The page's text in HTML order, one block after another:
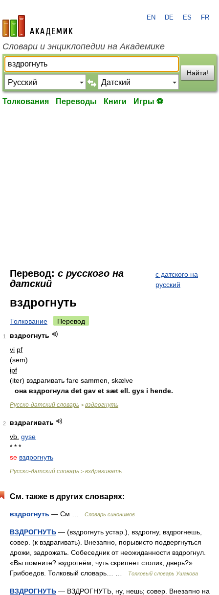
academic.ru
EN DE ES FR
Словари и энциклопедии на Академике
Найти!
Толкования Переводы Книги Игры ⚽
Перевод: с русского на
датский
с датского на
русский
вздрогнуть
Толкование Перевод
1
вздрогнуть
vi pf
(sem)
ipf
(iter) вздрагивать fare sammen, skælve
она вздрогнула det gav et sæt ell. gys i hende.
Русско-датский словарь > вздрогнуть
2
вздрагивать
vb. gyse
* * *
se вздрогнуть
Русско-датский словарь > вздрагивать
См. также в других словарях:
вздрогнуть — См … Словарь синонимов
ВЗДРОГНУТЬ — (вздрогнуть устар.), вздрогну, вздрогнешь,
совер. (к вздрагивать). Внезапно, порывисто подвергнуться
дрожи, задрожать. Собеседник от неожиданности вздрогнул.
«Вы помните? вздрогнём, чуть скрипнет столик, дверь?»
Грибоедов. Толковый словарь… …
Толковый словарь Ушакова
ВЗДРОГНУТЬ — ВЗДРОГНУТЬ, ну, нешь; совер. Внезапно на